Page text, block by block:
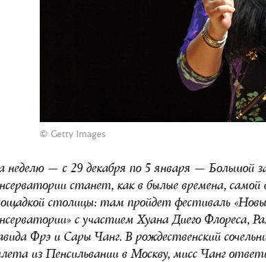
© Getty Images
неделю — с 29 декабря по 5 января — Большой
станет, как в былые времена, самой
столицы: там пройдет фестиваль
с участием Хуана Диего Флореса,
Фрэ и Сары Чанг. В рождественский
из Пенсильвании в Москву, мисс Чанг